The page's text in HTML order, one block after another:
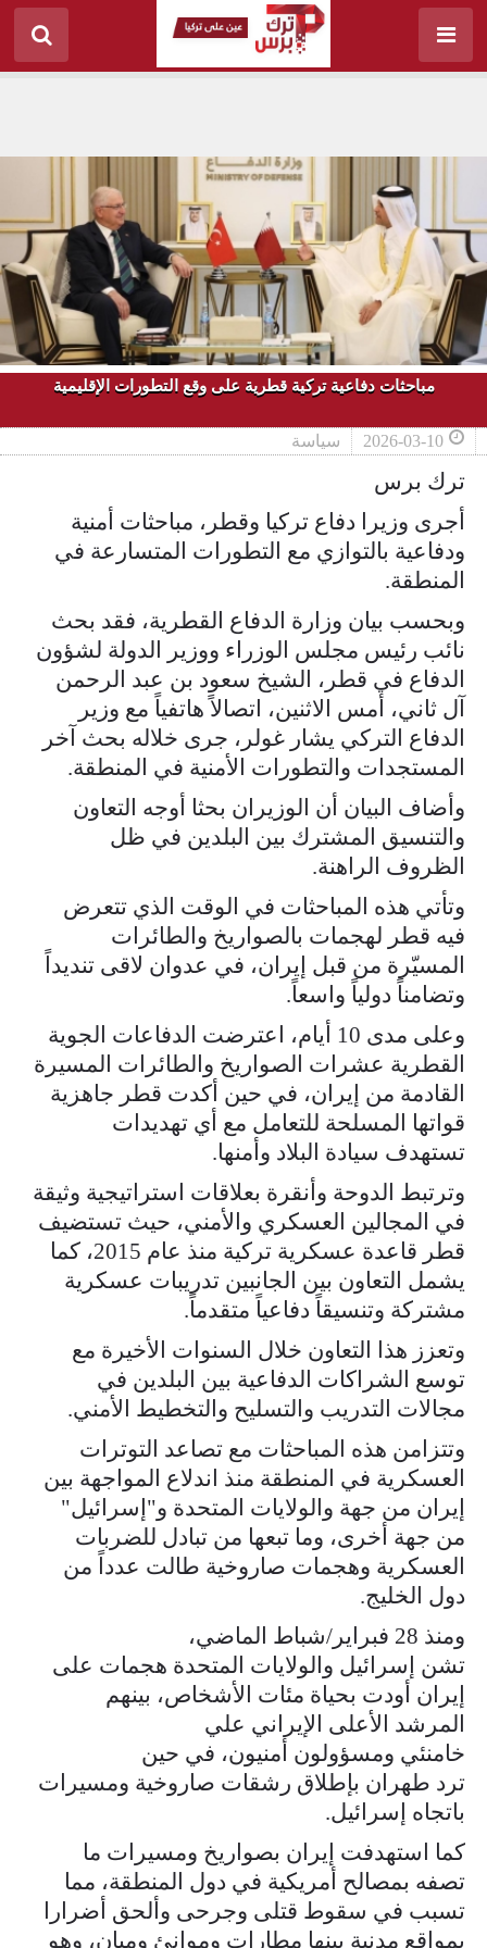
مباحثات دفاعية تركية قطرية على وقع التطورات الإقليمية
2026-03-10 سياسة
ترك برس
أجرى وزيرا دفاع تركيا وقطر، مباحثات أمنية
ودفاعية بالتوازي مع التطورات المتسارعة في
المنطقة.
وبحسب بيان وزارة الدفاع القطرية، فقد بحث
نائب رئيس مجلس الوزراء ووزير الدولة لشؤون
الدفاع في قطر، الشيخ سعود بن عبد الرحمن
آل ثاني، أمس الاثنين، اتصالاً هاتفياً مع وزير
الدفاع التركي يشار غولر، جرى خلاله بحث آخر
المستجدات والتطورات الأمنية في المنطقة.
وأضاف البيان أن الوزيران بحثا أوجه التعاون
والتنسيق المشترك بين البلدين في ظل
الظروف الراهنة.
وتأتي هذه المباحثات في الوقت الذي تتعرض
فيه قطر لهجمات بالصواريخ والطائرات
المسيّرة من قبل إيران، في عدوان لاقى تنديداً
وتضامناً دولياً واسعاً.
وعلى مدى 10 أيام، اعترضت الدفاعات الجوية
القطرية عشرات الصواريخ والطائرات المسيرة
القادمة من إيران، في حين أكدت قطر جاهزية
قواتها المسلحة للتعامل مع أي تهديدات
تستهدف سيادة البلاد وأمنها.
وترتبط الدوحة وأنقرة بعلاقات استراتيجية وثيقة
في المجالين العسكري والأمني، حيث تستضيف
قطر قاعدة عسكرية تركية منذ عام 2015، كما
يشمل التعاون بين الجانبين تدريبات عسكرية
مشتركة وتنسيقاً دفاعياً متقدماً.
وتعزز هذا التعاون خلال السنوات الأخيرة مع
توسع الشراكات الدفاعية بين البلدين في
مجالات التدريب والتسليح والتخطيط الأمني.
وتتزامن هذه المباحثات مع تصاعد التوترات
العسكرية في المنطقة منذ اندلاع المواجهة بين
إيران من جهة والولايات المتحدة و"إسرائيل"
من جهة أخرى، وما تبعها من تبادل للضربات
العسكرية وهجمات صاروخية طالت عدداً من
دول الخليج.
ومنذ 28 فبراير/شباط الماضي،
تشن إسرائيل والولايات المتحدة هجمات على
إيران أودت بحياة مئات الأشخاص، بينهم
المرشد الأعلى الإيراني علي
خامنئي ومسؤولون أمنيون، في حين
ترد طهران بإطلاق رشقات صاروخية ومسيرات
باتجاه إسرائيل.
كما استهدفت إيران بصواريخ ومسيرات ما
تصفه بمصالح أمريكية في دول المنطقة، مما
تسبب في سقوط قتلى وجرحى وألحق أضرارا
بمواقع مدنية بينها مطارات وموانئ ومبان، وهو